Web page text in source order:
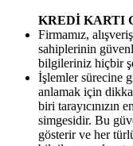
KREDİ KARTI
Firmamız,
sahiplerinin
bilgileriniz hiçbir
İşlemler sürecine
anlamak için
biri tarayıcınızın
simgesidir. Bu
gösterir ve her